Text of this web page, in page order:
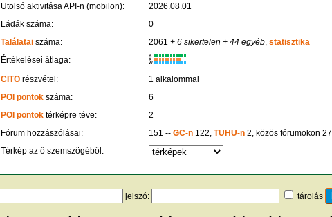
Utolsó aktivitása API-n (mobilon):
2026.08.01
Ládák száma:
0
Találatai száma: 2061 + 6 sikertelen + 44 egyéb, statisztika
Értékelései átlaga:
K
R
W
CITO részvétel:
1 alkalommal
POI pontok száma:
6
POI pontok térképre téve:
2
Fórum hozzászólásai:
151 -- GC-n122, TUHU-n2, közös fórumokon 27
Térkép az ő szemszögéből:
jelszó: tárolás